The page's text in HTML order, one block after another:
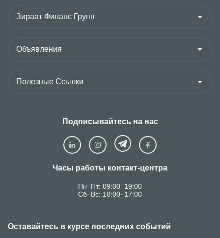
Подписывайтесь на нас
Часы работы контакт-центра
Пн–Пт: 09:00–19:00
Сб–Вс: 10:00–17:00
Оставайтесь в курсе последних событий